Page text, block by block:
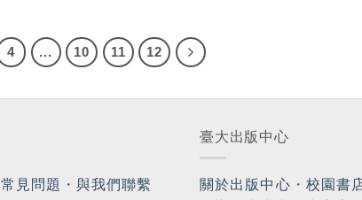
4 ... 10 11 12
常見問題 ・與我們聯繫
臺大出版中心
關於出版中心 ・ 校園書